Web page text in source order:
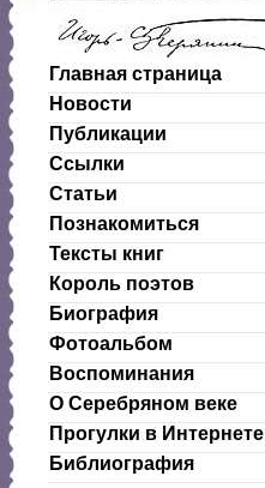
Главная страница
Новости
Публикации
Ссылки
Статьи
Познакомиться
Тексты книг
Король поэтов
Биография
Фотоальбом
Воспоминания
О Серебряном веке
Прогулки в Интернете
Библиография